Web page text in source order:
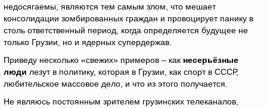
недосягаемы, являются тем самым злом, что мешает
консолидации зомбированных граждан и провоцирует панику в
столь ответственный период, когда определяется будущее не
только Грузии, но и ядерных супердержав.
Приведу несколько «свежих» примеров – как несерьёзные
люди лезут в политику, которая в Грузии, как спорт в СССР,
любительское массовое дело, и что из этого получается.
Не являюсь постоянным зрителем грузинских телеканалов,